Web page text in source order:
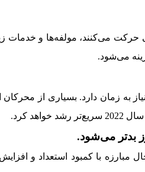
می‌کنند، مولفه‌ها و خدمات
به زمان دارد. بسیاری از
با کمبود استعداد و